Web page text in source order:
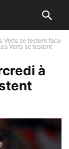
Verts se testent face
Verts se testent
à